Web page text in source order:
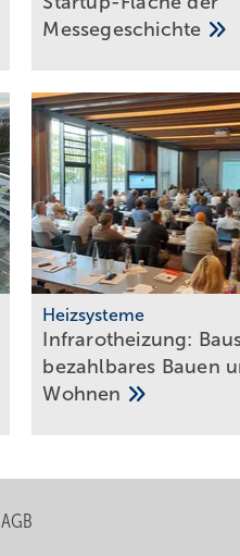
Messe­ge­schich­te
Heizsysteme
Infrarotheizung:
be­zahl­ba­res Bau­en
Woh­nen
AGB